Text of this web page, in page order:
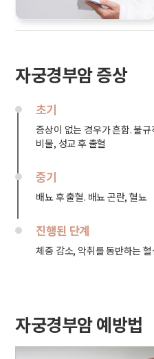
자궁경부암 증상
초기
증상이 없는 경우가 흔함. 불
비물, 성교 후 출혈
중기
배뇨 후 출혈. 배뇨 곤란, 혈뇨
진행된 단계
체중 감소, 악취를 동반하는
자궁경부암 예방법